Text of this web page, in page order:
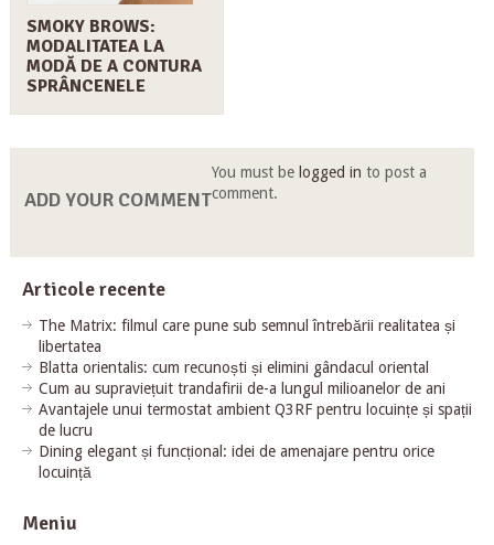
SMOKY BROWS:
MODALITATEA LA
MODĂ DE A CONTURA
SPRÂNCENELE
ADD YOUR COMMENT
You must be logged in to post a
comment.
Articole recente
The Matrix: filmul care pune sub semnul întrebării realitatea și
libertatea
Blatta orientalis: cum recunoști și elimini gândacul oriental
Cum au supraviețuit trandafirii de-a lungul milioanelor de ani
Avantajele unui termostat ambient Q3RF pentru locuințe și spații
de lucru
Dining elegant și funcțional: idei de amenajare pentru orice
locuință
Meniu